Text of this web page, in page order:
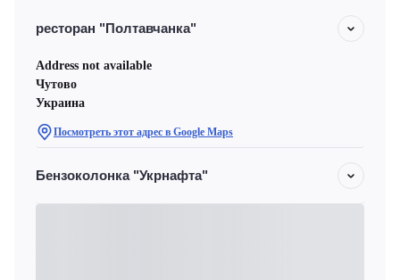
ресторан "Полтавчанка"
Address not available
Чутово
Украина
Посмотреть этот адрес в Google Maps
Бензоколонка "Укрнафта"